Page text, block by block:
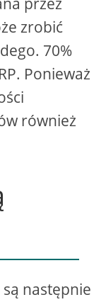
zrobić
70%
Ponieważ
również
są następnie